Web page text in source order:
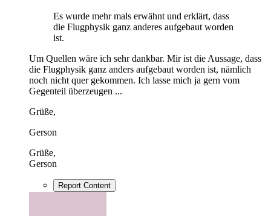
Es wurde mehr mals erwähnt und erklärt, dass
die Flugphysik ganz anderes aufgebaut worden
ist.
Um Quellen wäre ich sehr dankbar. Mir ist die Aussage, dass
die Flugphysik ganz anders aufgebaut worden ist, nämlich
noch nicht quer gekommen. Ich lasse mich ja gern vom
Gegenteil überzeugen ...
Grüße,
Gerson
Grüße,
Gerson
Report Content